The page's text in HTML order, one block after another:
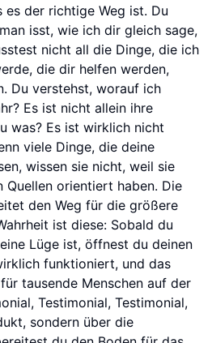
es der richtige Weg ist. Du
isst, wie ich dir gleich sage,
nicht all die Dinge, die ich
die dir helfen werden,
Du verstehst, worauf ich
Es ist nicht allein ihre
was? Es ist wirklich nicht
viele Dinge, die deine
wissen sie nicht, weil sie
Quellen orientiert haben. Die
den Weg für die größere
ist diese: Sobald du
Lüge ist, öffnest du deinen
funktioniert, und das
tausende Menschen auf der
Testimonial, Testimonial,
sondern über die